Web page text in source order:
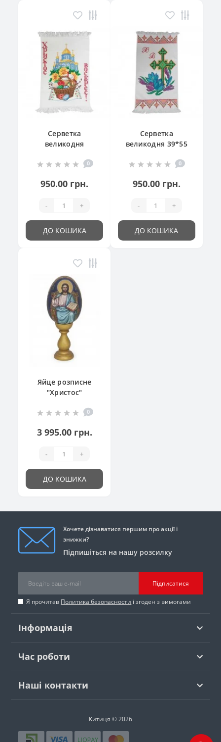
Серветка
великодня
кошик"
0
950.00 грн.
- +
ДО КОШИКА
Серветка
великодня 39*55
0
950.00 грн.
- +
ДО КОШИКА
Яйце розписне
"Христос"
0
3 995.00 грн.
- +
ДО КОШИКА
Хочете дізнаватися першим про акції і
знижки?
Підпишіться на нашу розсилку
Підписатися
Я прочитав Политика безопасности і згоден з вимогами
Інформація
Час роботи
Наші контакти
Китиця © 2026